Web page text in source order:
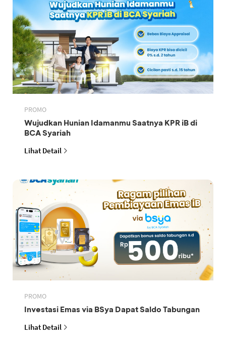
PROMO
Wujudkan Hunian Idamanmu Saatnya KPR iB di
BCA Syariah
Lihat Detail
PROMO
Investasi Emas via BSya Dapat Saldo Tabungan
Lihat Detail